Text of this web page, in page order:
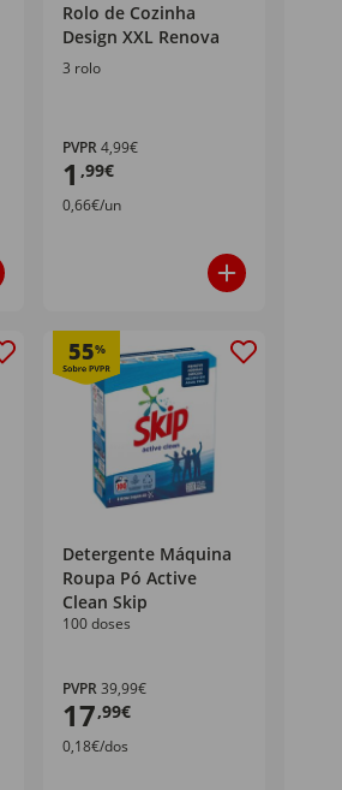
Rolo de Cozinha
Design XXL Renova
3 rolo
PVPR4,99€
1 ,99€
0,66€/un
55%
Detergente Máquina
Roupa Pó Active
Clean Skip
100 doses
PVPR39,99€
17,99€
0,18€/dos